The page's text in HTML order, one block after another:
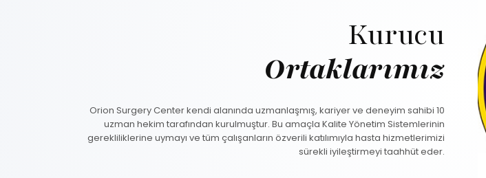
Kurucu
Ortaklarımız
Orion Surgery Center kendi alanında uzmanlaşmış, kariyer ve deneyim sahibi 10
uzman hekim tarafından kurulmuştur. Bu amaçla Kalite Yönetim Sistemlerinin
gerekliliklerine uymayı ve tüm çalışanların özverili katılımıyla hasta hizmetlerimizi
sürekli iyileştirmeyi taahhüt eder.